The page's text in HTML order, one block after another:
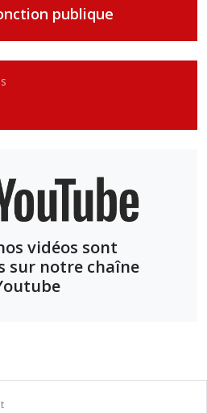
publique
vidéos sont
sur notre chaîne